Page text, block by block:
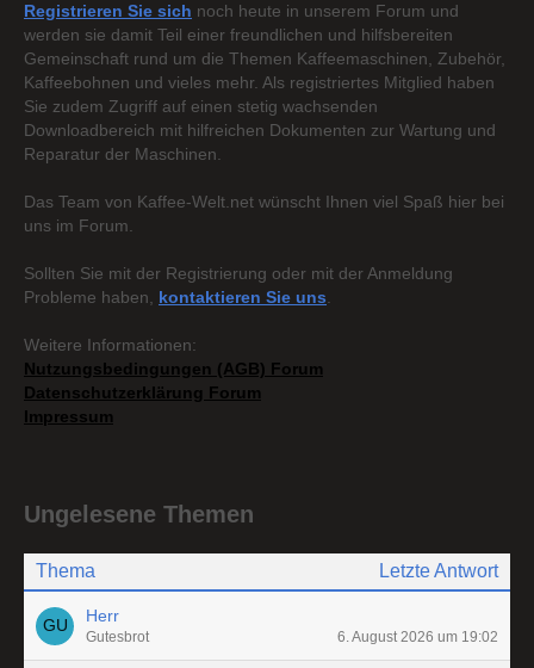
Registrieren Sie sich noch heute in unserem Forum und
werden sie damit Teil einer freundlichen und hilfsbereiten
Gemeinschaft rund um die Themen Kaffeemaschinen, Zubehör,
Kaffeebohnen und vieles mehr. Als registriertes Mitglied haben
Sie zudem Zugriff auf einen stetig wachsenden
Downloadbereich mit hilfreichen Dokumenten zur Wartung und
Reparatur der Maschinen.
Das Team von Kaffee-Welt.net wünscht Ihnen viel Spaß hier bei
uns im Forum.
Sollten Sie mit der Registrierung oder mit der Anmeldung
Probleme haben, kontaktieren Sie uns
Weitere Informationen:
Nutzungsbedingungen (AGB) Forum
Datenschutzerklärung Forum
Impressum
Ungelesene Themen
Thema Letzte Antwort
Herr
Gutesbrot 6. August 2026 um 19:02